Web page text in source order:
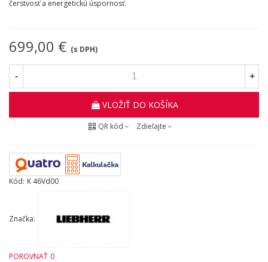
čerstvosť a energetickú úspornosť.
699,00 € (s DPH)
- +
VLOŽIŤ DO KOŠÍKA
QR kód Zdieľajte
Kód: K 46Vd00
Značka:
POROVNAŤ 0